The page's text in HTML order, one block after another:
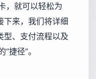
，就可以轻松为
下来，我们将详细
型、支付流程以及
捷径”。